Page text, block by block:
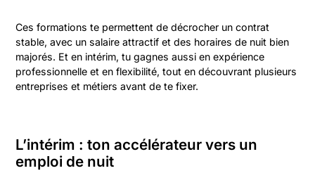
Ces formations te permettent de décrocher un contrat
stable, avec un salaire attractif et des horaires de nuit bien
majorés. Et en intérim, tu gagnes aussi en expérience
professionnelle et en flexibilité, tout en découvrant plusieurs
entreprises et métiers avant de te fixer.
L’intérim : ton accélérateur vers un
emploi de nuit